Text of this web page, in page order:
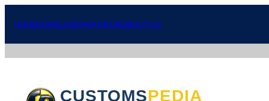
HOMEDOWNLOADFAQKONTAKABOUT US
CUSTOMSPEDIA